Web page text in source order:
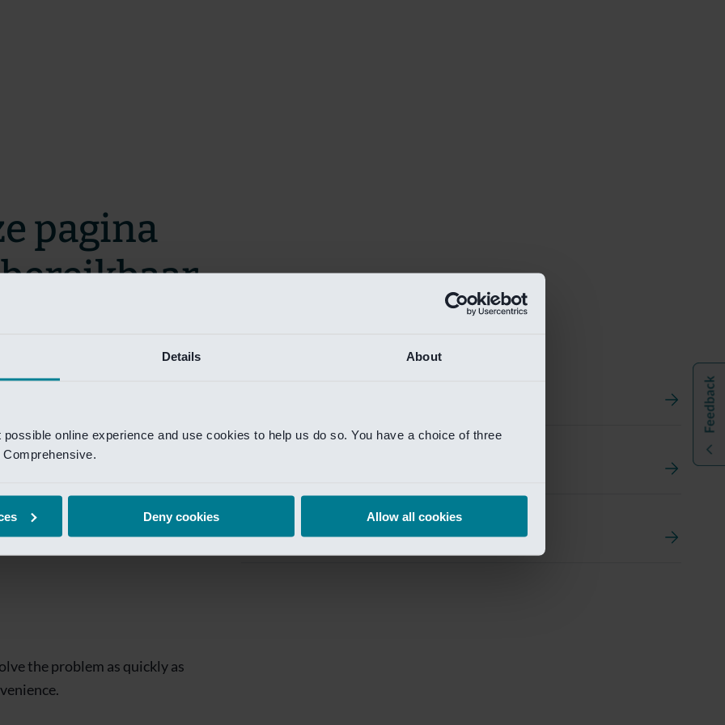
Details About
online experience and use cookies to help us do so. You have a choice of three
Deny cookies Allow all cookies
Van Lanschot Kempen Research
pagina
zo snel mogelijk te verhelpen.
te krijgen.
is
the problem as quickly as